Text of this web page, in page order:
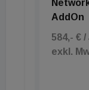
AddOn
584,- € /
exkl.